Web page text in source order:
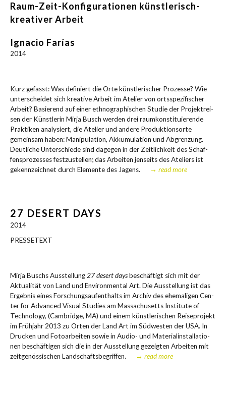
Raum-Zeit-Konfigurationen künstlerisch-
kreativer Arbeit
Ignacio Farías
2014
Kurz gefasst: Was defi­niert die Orte künst­le­ri­scher Pro­zes­se? Wie
unter­schei­det sich krea­ti­ve Arbeit im Ate­lier von orts­spe­zi­fi­scher
Arbeit? Basie­rend auf einer eth­no­gra­phi­schen Stu­die der Pro­jekt­rei­
sen der Künst­le­rin Mir­ja Busch wer­den drei raum­kon­sti­tu­ie­ren­de
Prak­ti­ken ana­ly­siert, die Ate­lier und ande­re Pro­duk­ti­ons­or­te
gemein­sam haben: Mani­pu­la­ti­on, Akku­mu­la­ti­on und Abgren­zung.
Deut­li­che Unter­schie­de sind dage­gen in der Zeit­lich­keit des Schaf­
fens­pro­zes­ses fest­zu­stel­len; das Arbei­ten jen­seits des Ate­liers ist
gekenn­zeich­net durch Ele­men­te des Jagens.
→ read more
27 DESERT DAYS
2014
PRESSETEXT
Mir­ja Buschs Aus­stel­lung 27 desert daysbeschäf­tigt sich mit der
Aktua­li­tät von Land und Envi­ron­men­tal Art. Die Aus­stel­lung ist das
Ergeb­nis eines For­schungs­auf­ent­halts im Archiv des ehe­ma­li­gen Cen­
ter for Advan­ced Visu­al Stu­dies am Mas­sa­chu­setts Insti­tu­te of
Tech­no­lo­gy, (Cam­bridge, MA) und einem künst­le­ri­schen Rei­se­pro­jekt
im Früh­jahr 2013 zu Orten der Land Art im Süd­wes­ten der USA. In
Dru­cken und Foto­ar­bei­ten sowie in Audio- und Mate­ri­al­in­stal­la­tio­
nen beschäf­ti­gen sich die in der Aus­stel­lung gezeig­ten Arbei­ten mit
zeit­ge­nös­si­schen Land­schafts­be­grif­fen.
→ read more